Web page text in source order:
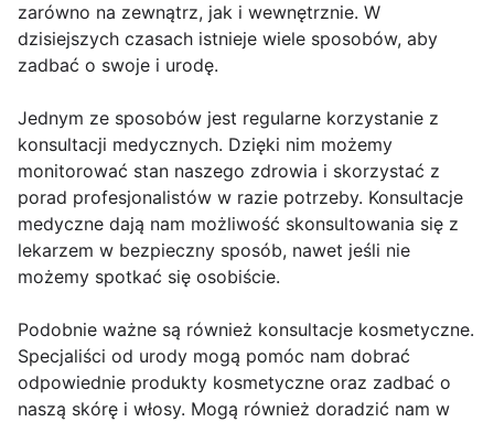
zarówno na zewnątrz, jak i wewnętrznie. W
dzisiejszych czasach istnieje wiele sposobów, aby
zadbać o swoje i urodę.
Jednym ze sposobów jest regularne korzystanie z
konsultacji medycznych. Dzięki nim możemy
monitorować stan naszego zdrowia i skorzystać z
porad profesjonalistów w razie potrzeby. Konsultacje
medyczne dają nam możliwość skonsultowania się z
lekarzem w bezpieczny sposób, nawet jeśli nie
możemy spotkać się osobiście.
Podobnie ważne są również konsultacje kosmetyczne.
Specjaliści od urody mogą pomóc nam dobrać
odpowiednie produkty kosmetyczne oraz zadbać o
naszą skórę i włosy. Mogą również doradzić nam w